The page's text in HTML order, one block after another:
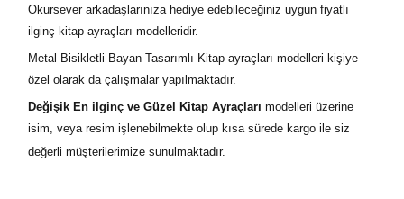
Okursever arkadaşlarınıza hediye edebileceğiniz uygun fiyatlı
ilginç kitap ayraçları modelleridir.
Metal Bisikletli Bayan Tasarımlı Kitap ayraçları modelleri kişiye
özel olarak da çalışmalar yapılmaktadır.
Değişik En ilginç ve Güzel Kitap Ayraçları modelleri üzerine
isim, veya resim işlenebilmekte olup kısa sürede kargo ile siz
değerli müşterilerimize sunulmaktadır.